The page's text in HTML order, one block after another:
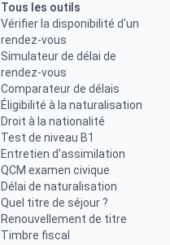
Tous les outils
Vérifier la disponibilité d'un
rendez-vous
Simulateur de délai de
rendez-vous
Comparateur de délais
Éligibilité à la naturalisation
Droit à la nationalité
Test de niveau B1
Entretien d'assimilation
QCM examen civique
Délai de naturalisation
Quel titre de séjour ?
Renouvellement de titre
Timbre fiscal